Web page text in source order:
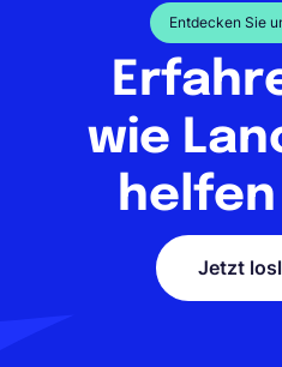
Entdecken Sie
wie
Jetzt